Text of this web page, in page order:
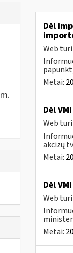
Dėl
Web
Metai:
Dėl
Web
akcizų
Metai:
Dėl
Web
Metai: